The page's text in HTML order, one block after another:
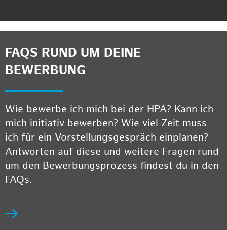
FAQS RUND UM DEINE
BEWERBUNG
Wie bewerbe ich mich bei der HPA? Kann ich
mich initiativ bewerben? Wie viel Zeit muss
ich für ein Vorstellungsgespräch einplanen?
Antworten auf diese und weitere Fragen rund
um den Bewerbungsprozess findest du in den
FAQs.